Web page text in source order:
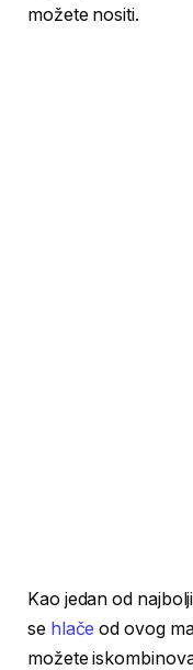
možete nositi.
Kao jedan od
se hlače od ovog
možete